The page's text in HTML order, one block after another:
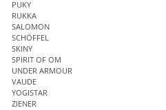
PUKY
RUKKA
SALOMON
SCHÖFFEL
SKINY
SPIRIT OF OM
UNDER ARMOUR
VAUDE
YOGISTAR
ZIENER